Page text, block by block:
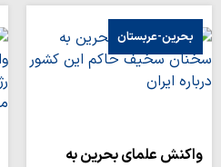
بحرین-عربستان
واکنش علمای بحرین به